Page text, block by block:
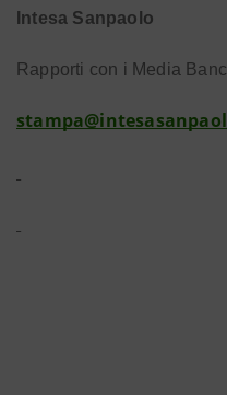
Intesa Sanpaolo
Rapporti con i Media